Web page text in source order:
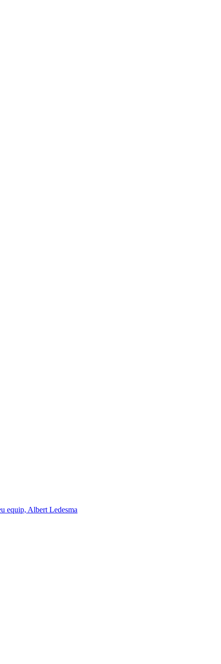
equip, Albert Ledesma